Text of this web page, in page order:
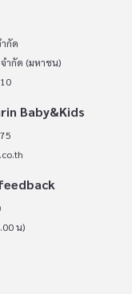
กัด
ำกัด (มหาชน)
Baby&Kids
น)